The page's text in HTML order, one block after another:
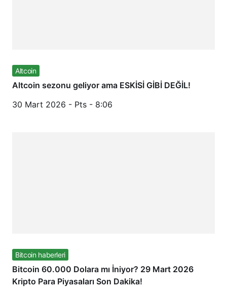
Altcoin
Altcoin sezonu geliyor ama ESKİSİ GİBİ DEĞİL!
30 Mart 2026 - Pts - 8:06
Bitcoin haberleri
Bitcoin 60.000 Dolara mı İniyor? 29 Mart 2026
Kripto Para Piyasaları Son Dakika!